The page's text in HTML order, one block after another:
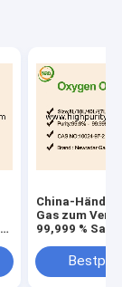
China-
Gas zum
99,999 %